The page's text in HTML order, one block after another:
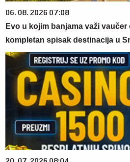
06. 08. 2026 07:08
Evo u kojim banjama važi vaučer
kompletan spisak destinacija u